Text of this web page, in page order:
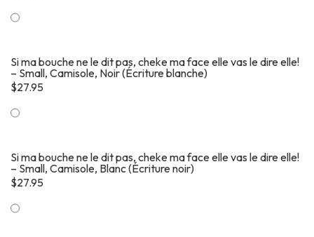
Si ma bouche ne le dit pas, cheke ma face elle vas le dire elle!
– Small, Camisole, Noir (Écriture blanche)
$27.95
Si ma bouche ne le dit pas, cheke ma face elle vas le dire elle!
– Small, Camisole, Blanc (Écriture noir)
$27.95